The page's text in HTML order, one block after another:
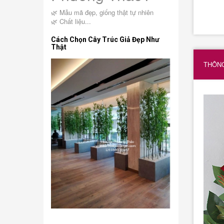
🌿 Mẫu mã đẹp, giống thật tự nhiên
🌿 Chất liệu...
Cách Chọn Cây Trúc Giả Đẹp Như
Thật